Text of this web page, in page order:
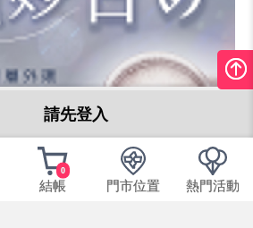
請先登入
0
結帳 門市位置 熱門活動